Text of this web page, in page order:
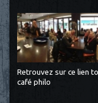
Retrouvez sur ce lien
café philo